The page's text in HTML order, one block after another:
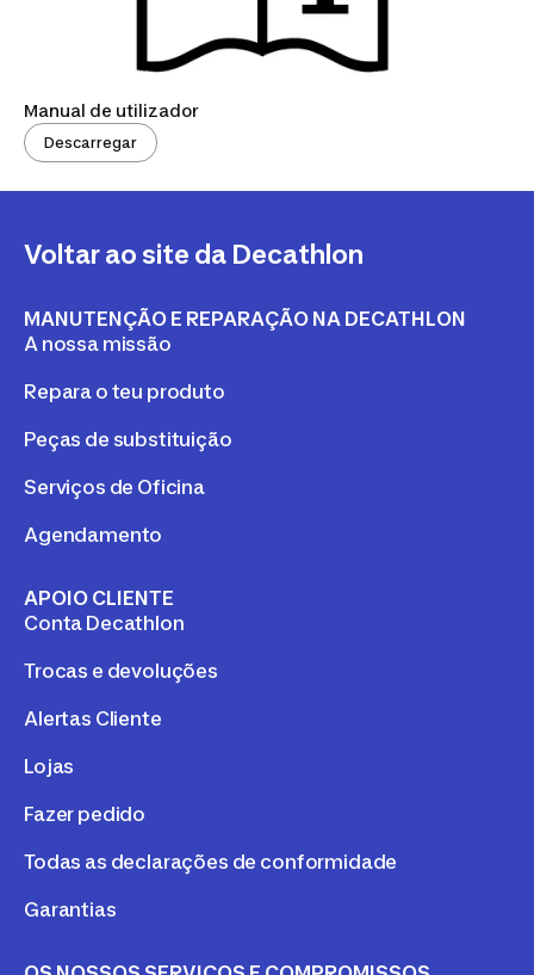
Manual de utilizador
Descarregar
Voltar ao site da Decathlon
MANUTENÇÃO E REPARAÇÃO NA DECATHLON
A nossa missão
Repara o teu produto
Peças de substituição
Serviços de Oficina
Agendamento
APOIO CLIENTE
Conta Decathlon
Trocas e devoluções
Alertas Cliente
Lojas
Fazer pedido
Todas as declarações de conformidade
Garantias